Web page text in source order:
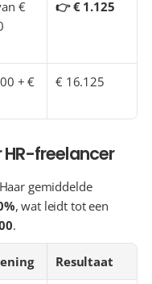
€
👉 € 1.125
+ €
€ 16.125
HR-freelancer
gemiddelde
, wat leidt tot een
.
Resultaat